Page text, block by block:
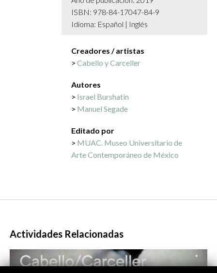
ISBN: 978-84-17047-84-9
Idioma: Español | Inglés
Creadores / artistas
Cabello y Carceller
Autores
Israel Burshatin
Manuel Segade
Editado por
MUAC. Museo Universitario de
Arte Contemporáneo de México
Actividades Relacionadas